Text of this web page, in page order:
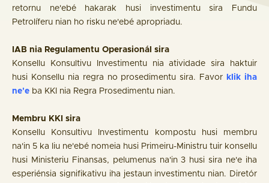
retornu ne'ebé hakarak husi investimentu sira Fundu
Petrolíferu nian ho risku ne'ebé apropriadu.
IAB nia Regulamentu Operasionál sira
Konsellu Konsultivu Investimentu nia atividade sira haktuir
husi Konsellu nia regra no prosedimentu sira. Favor
klik iha
ne'e ba KKI nia Regra Prosedimentu nian.
Membru KKI sira
Konsellu Konsultivu Investimentu kompostu husi membru
na'in 5 ka liu ne'ebé nomeia husi Primeiru-Ministru tuir konsellu
husi Ministeriu Finansas, pelumenus na'in 3 husi sira ne'e iha
esperiénsia signifikativu iha jestaun investimentu nian. Diretór